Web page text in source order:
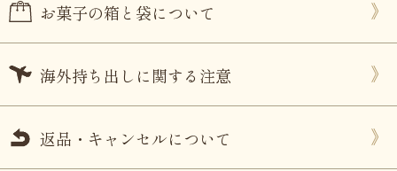
お菓子の箱と袋について
海外持ち出しに関する注意
返品・キャンセルについて